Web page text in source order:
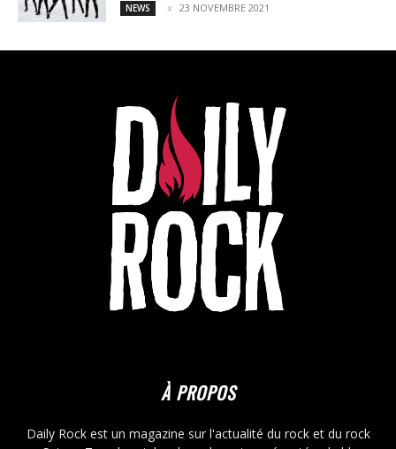
NEWS 23 NOVEMBRE 2021
À PROPOS
Daily Rock est un magazine sur l'actualité du rock et du rock